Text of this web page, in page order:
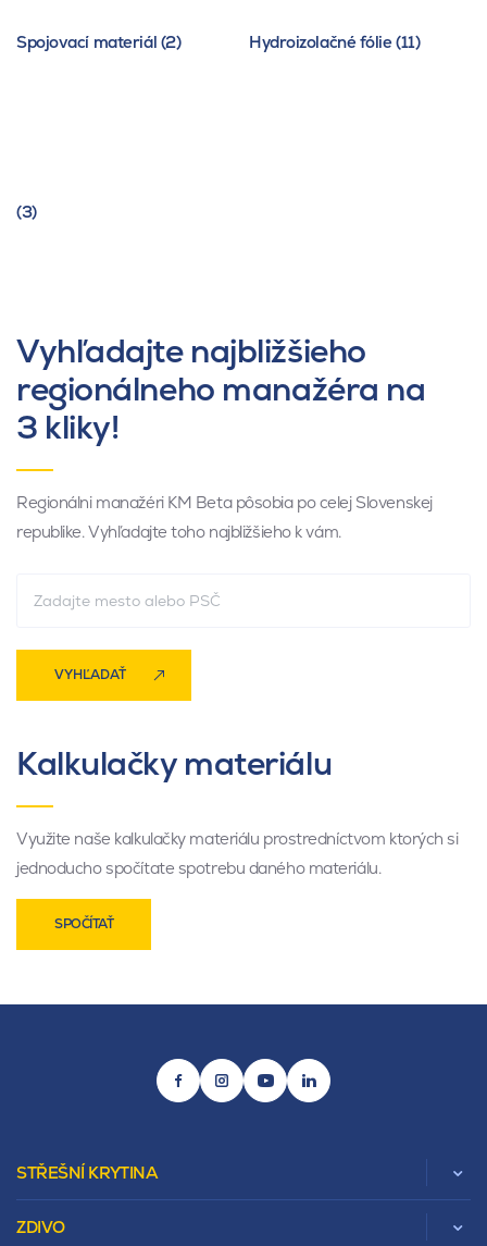
Spojovací materiál (2) Hydroizolačné fólie (11)
(3)
Vyhľadajte najbližšieho
regionálneho manažéra na
3 kliky!
Regionálni manažéri KM Beta pôsobia po celej Slovenskej
republike. Vyhľadajte toho najbližšieho k vám.
VYHĽADAŤ
Kalkulačky materiálu
Využite naše kalkulačky materiálu prostredníctvom ktorých si
jednoducho spočítate spotrebu daného materiálu.
SPOČÍTAŤ
STŘEŠNÍ KRYTINA
ZDIVO